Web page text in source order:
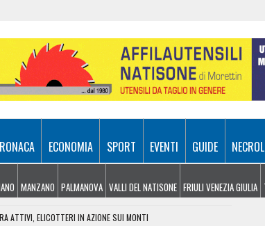
ECONOMIA SPORT EVENTI GUIDE
MANZANO PALMANOVA VALLI DEL NATISONE FRIULI VENEZIA GIULIA
ATTIVI, ELICOTTERI IN AZIONE SUI MONTI